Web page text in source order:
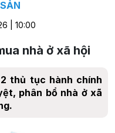
| 10:00
nhà ở xã hội
thủ tục hành chính
phân bổ nhà ở xã